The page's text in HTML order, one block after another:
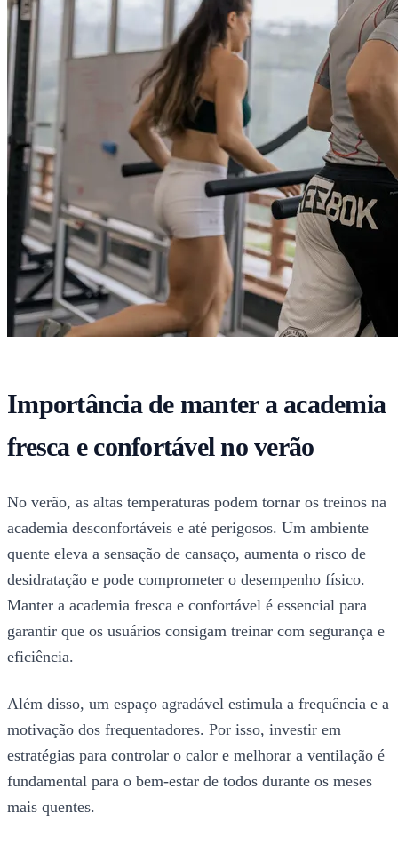
Importância de manter a academia
fresca e confortável no verão
No verão, as altas temperaturas podem tornar os treinos na
academia desconfortáveis e até perigosos. Um ambiente
quente eleva a sensação de cansaço, aumenta o risco de
desidratação e pode comprometer o desempenho físico.
Manter a academia fresca e confortável é essencial para
garantir que os usuários consigam treinar com segurança e
eficiência.
Além disso, um espaço agradável estimula a frequência e a
motivação dos frequentadores. Por isso, investir em
estratégias para controlar o calor e melhorar a ventilação é
fundamental para o bem-estar de todos durante os meses
mais quentes.